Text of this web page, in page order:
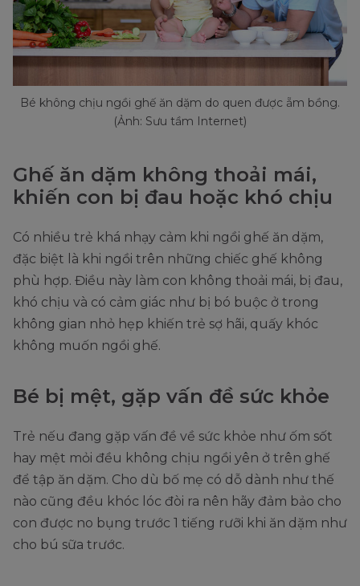
Bé không chịu ngồi ghế ăn dặm do quen được ẵm bồng.
(Ảnh: Sưu tầm Internet)
Ghế ăn dặm không thoải mái,
khiến con bị đau hoặc khó chịu
Có nhiều trẻ khá nhạy cảm khi ngồi ghế ăn dặm,
đặc biệt là khi ngồi trên những chiếc ghế không
phù hợp. Điều này làm con không thoải mái, bị đau,
khó chịu và có cảm giác như bị bó buộc ở trong
không gian nhỏ hẹp khiến trẻ sợ hãi, quấy khóc
không muốn ngồi ghế.
Bé bị mệt, gặp vấn đề sức khỏe
Trẻ nếu đang gặp vấn đề về sức khỏe như ốm sốt
hay mệt mỏi đều không chịu ngồi yên ở trên ghế
để tập ăn dặm. Cho dù bố mẹ có dỗ dành như thế
nào cũng đều khóc lóc đòi ra nên hãy đảm bảo cho
con được no bụng trước 1 tiếng rưỡi khi ăn dặm như
cho bú sữa trước.